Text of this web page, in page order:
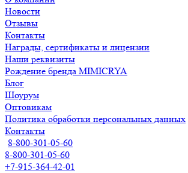
Новости
Отзывы
Контакты
Награды, сертификаты и лицензии
Наши реквизиты
Рождение бренда MIMICRYA
Блог
Шоурум
Оптовикам
Политика обработки персональных данных
Контакты
8-800-301-05-60
8-800-301-05-60
+7-915-364-42-01